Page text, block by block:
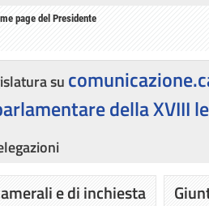
page del Presidente
su
della XVIII
e di inchiesta